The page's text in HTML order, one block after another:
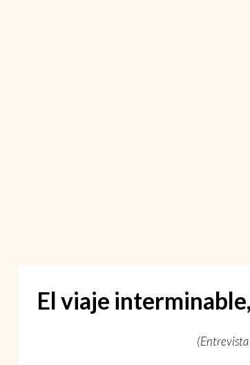
El viaje